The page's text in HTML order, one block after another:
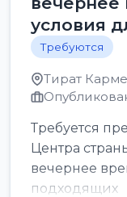
условия
Требуются
Тират
Требуется
Центра
вечернее
подходящих